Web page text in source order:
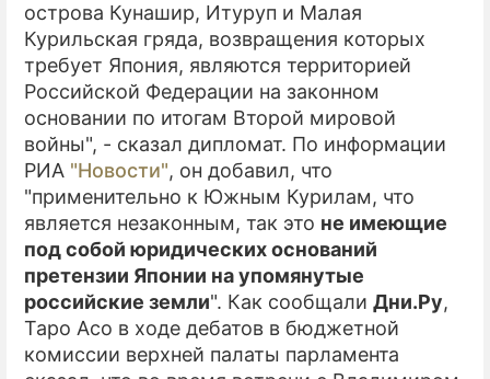
острова Кунашир, Итуруп и Малая
Курильская гряда, возвращения которых
требует Япония, являются территорией
Российской Федерации на законном
основании по итогам Второй мировой
войны", - сказал дипломат. По информации
РИА "Новости", он добавил, что
"применительно к Южным Курилам, что
является незаконным, так это не имеющие
под собой юридических оснований
претензии Японии на упомянутые
российские земли". Как сообщали Дни.Ру,
Таро Асо в ходе дебатов в бюджетной
комиссии верхней палаты парламента